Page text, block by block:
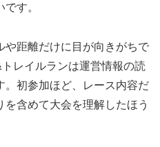
す。
や距離だけに目が向きがちで
レイルランは運営情報の読
。初参加ほど、レース内容だ
含めて大会を理解したほう